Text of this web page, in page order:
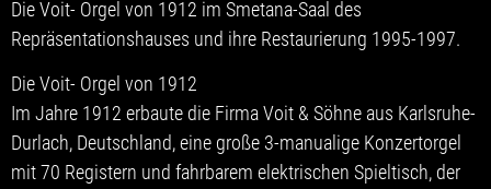
Die Voit- Orgel von 1912 im Smetana-Saal des
Repräsentationshauses und ihre Restaurierung 1995-1997.
Die Voit- Orgel von 1912
Im Jahre 1912 erbaute die Firma Voit & Söhne aus Karlsruhe-
Durlach, Deutschland, eine große 3-manualige Konzertorgel
mit 70 Registern und fahrbarem elektrischen Spieltisch, der